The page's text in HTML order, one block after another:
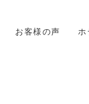
お客様の声 ホ